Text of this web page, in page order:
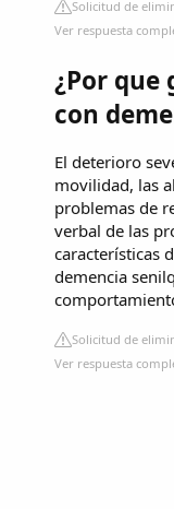
Solicitud de
Ver respuesta
¿Por que
con
El deterioro
movilidad, las
problemas de
verbal de las
características
demencia
Solicitud de
Ver respuesta